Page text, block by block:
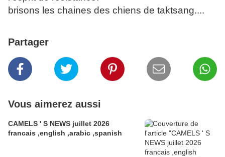
brisons les chaines des chiens de taktsang....
Partager
Vous aimerez aussi
CAMELS ' S NEWS juillet 2026
francais ,english ,arabic ,spanish